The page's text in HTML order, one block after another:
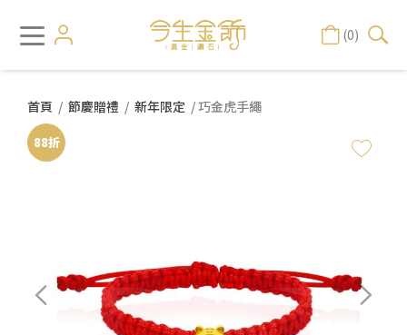
(0)
首頁 / 節慶贈禮 / 新年限定 / 巧金虎手繩
88折